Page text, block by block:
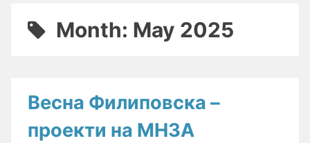
здружение за
Month: May 2025
Весна Филиповска –
проекти на МНЗА